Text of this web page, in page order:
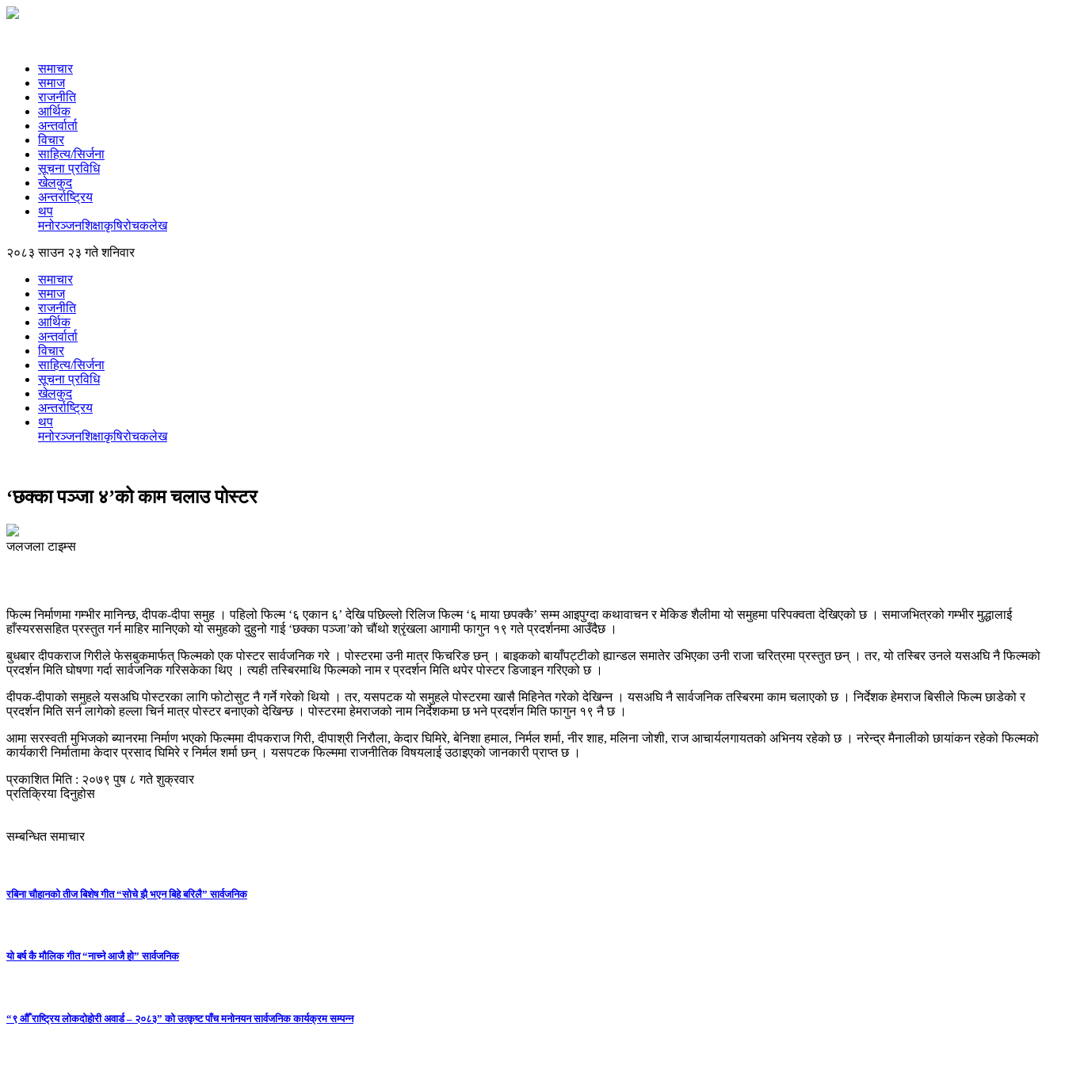
समाचार
समाज
राजनीति
आर्थिक
अन्तर्वार्ता
विचार
साहित्य/सिर्जना
सूचना प्रविधि
खेलकुद
अन्तर्राष्ट्रिय
थप
मनोरञ्‍जनशिक्षाकृषिरोचकलेख
२०८३ साउन २३ गते शनिवार
समाचार
समाज
राजनीति
आर्थिक
अन्तर्वार्ता
विचार
साहित्य/सिर्जना
सूचना प्रविधि
खेलकुद
अन्तर्राष्ट्रिय
थप
मनोरञ्‍जनशिक्षाकृषिरोचकलेख
‘छक्का पञ्जा ४’को काम चलाउ पोस्टर
जलजला टाइम्स
फिल्म निर्माणमा गम्भीर मानिन्छ, दीपक-दीपा समुह । पहिलो फिल्म ‘६ एकान ६’ देखि पछिल्लो रिलिज फिल्म ‘६ माया छपक्कै’ सम्म आइपुग्दा कथावाचन र मेकिङ शैलीमा यो समुहमा परिपक्वता देखिएको छ । समाजभित्रको गम्भीर मुद्धालाई
हाँस्यरससहित प्रस्तुत गर्न माहिर मानिएको यो समुहको दुहुनो गाई ‘छक्का पञ्जा’को चौंथो श्रृंखला आगामी फागुन १९ गते प्रदर्शनमा आउँदैछ ।
बुधबार दीपकराज गिरीले फेसबुकमार्फत् फिल्मको एक पोस्टर सार्वजनिक गरे । पोस्टरमा उनी मात्र फिचरिङ छन् । बाइकको बायाँपट्टीको ह्यान्डल समातेर उभिएका उनी राजा चरित्रमा प्रस्तुत छन् । तर, यो तस्बिर उनले यसअघि नै फिल्मको
प्रदर्शन मिति घोषणा गर्दा सार्वजनिक गरिसकेका थिए । त्यही तस्बिरमाथि फिल्मको नाम र प्रदर्शन मिति थपेर पोस्टर डिजाइन गरिएको छ ।
दीपक-दीपाको समुहले यसअघि पोस्टरका लागि फोटोसुट नै गर्ने गरेको थियो । तर, यसपटक यो समुहले पोस्टरमा खासै मिहिनेत गरेको देखिन्न । यसअघि नै सार्वजनिक तस्बिरमा काम चलाएको छ । निर्देशक हेमराज बिसीले फिल्म छाडेको र
प्रदर्शन मिति सर्न लागेको हल्ला चिर्न मात्र पोस्टर बनाएको देखिन्छ । पोस्टरमा हेमराजको नाम निर्देशकमा छ भने प्रदर्शन मिति फागुन १९ नै छ ।
आमा सरस्वती मुभिजको ब्यानरमा निर्माण भएको फिल्ममा दीपकराज गिरी, दीपाश्री निरौला, केदार घिमिरे, बेनिशा हमाल, निर्मल शर्मा, नीर शाह, मलिना जोशी, राज आचार्यलगायतको अभिनय रहेको छ । नरेन्द्र मैनालीको छायांकन रहेको फिल्मको
कार्यकारी निर्मातामा केदार प्रसाद घिमिरे र निर्मल शर्मा छन् । यसपटक फिल्ममा राजनीतिक विषयलाई उठाइएको जानकारी प्राप्त छ ।
प्रकाशित मिति : २०७९ पुष ८ गते शुक्रवार
प्रतिक्रिया दिनुहोस
सम्बन्धित समाचार
रबिना चौहानको तीज बिशेष गीत “सोचे झै भएन बिहे बरिलै” सार्वजनिक
यो बर्ष कै मौलिक गीत “नाच्ने आजै हो” सार्वजनिक
“९ औँ राष्ट्रिय लोकदोहोरी अवार्ड – २०८३” को उत्कृष्ट पाँच मनोनयन सार्वजनिक कार्यक्रम सम्पन्न